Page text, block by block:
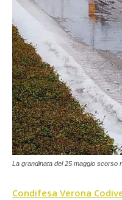
La grandinata del 25 maggio scorso
Condifesa Verona